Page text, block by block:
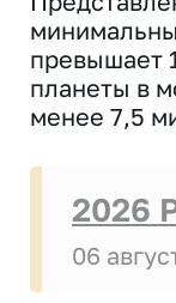
превышает
планеты в
менее 7,5
2026
06